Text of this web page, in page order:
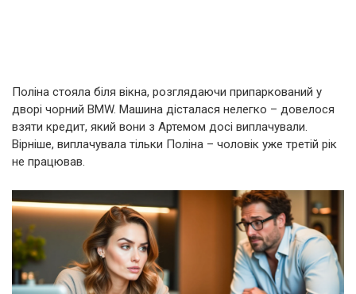
Поліна стояла біля вікна, розглядаючи припаркований у
дворі чорний BMW. Машина дісталася нелегко – довелося
взяти кредит, який вони з Артемом досі виплачували.
Вірніше, виплачувала тільки Поліна – чоловік уже третій рік
не працював.